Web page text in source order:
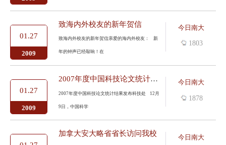
01.27
2009
今日南大
1803
致海内外校友的新年贺信
致海内外校友的新年贺信亲爱的海内外校友： 新
年的钟声已经敲响！在
01.27
2009
今日南大
1878
2007年度中国科技论文统计结果发布
2007年度中国科技论文统计结果发布科技处 12月
9日，中国科学
今日南大
加拿大安大略省省长访问我校